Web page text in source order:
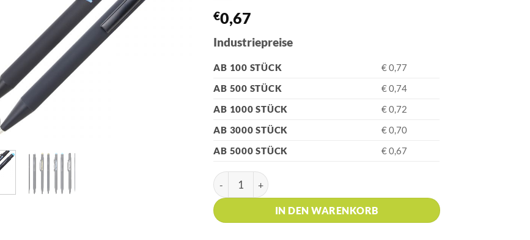
€0,67
Industriepreise
AB 100 STÜCK
€ 0,77
AB 500 STÜCK
€ 0,74
AB 1000 STÜCK
€ 0,72
AB 3000 STÜCK
€ 0,70
AB 5000 STÜCK
€ 0,67
HK - 350 Blau Kugelschreiber, Glanzgravur Menge
IN DEN WARENKORB